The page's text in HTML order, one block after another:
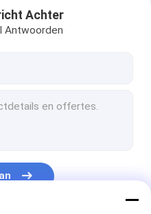
Achter
Antwoorden